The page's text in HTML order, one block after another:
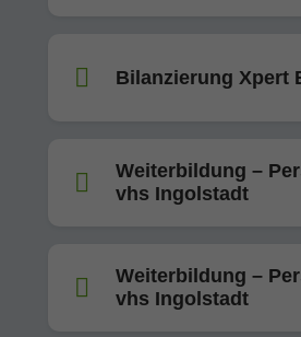
Bilanzierung Xpert
Weiterbildung –
vhs Ingolstadt
Weiterbildung –
vhs Ingolstadt